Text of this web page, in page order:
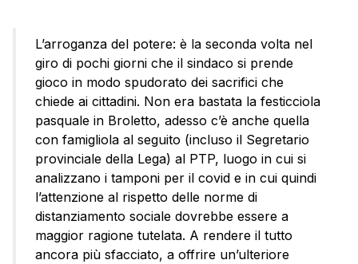
L’arroganza del potere: è la seconda volta nel
giro di pochi giorni che il sindaco si prende
gioco in modo spudorato dei sacrifici che
chiede ai cittadini. Non era bastata la festicciola
pasquale in Broletto, adesso c’è anche quella
con famigliola al seguito (incluso il Segretario
provinciale della Lega) al PTP, luogo in cui si
analizzano i tamponi per il covid e in cui quindi
l’attenzione al rispetto delle norme di
distanziamento sociale dovrebbe essere a
maggior ragione tutelata. A rendere il tutto
ancora più sfacciato, a offrire un’ulteriore